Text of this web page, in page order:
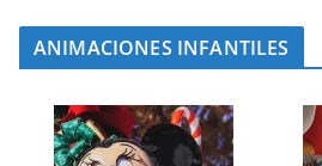
ANIMACIONES INFANTILES